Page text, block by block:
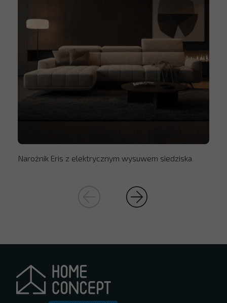
Narożnik Eris z elektrycznym wysuwem siedziska